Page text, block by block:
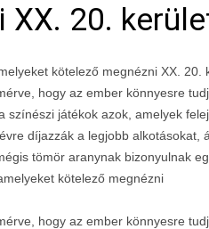
XX. 20.
kötelező megnézni XX. 20.
hogy az ember könnyesre
színészi játékok azok, amelyek
díjazzák a legjobb alkotásokat,
tömör aranynak bizonyulnak
kötelező megnézni
hogy az ember könnyesre